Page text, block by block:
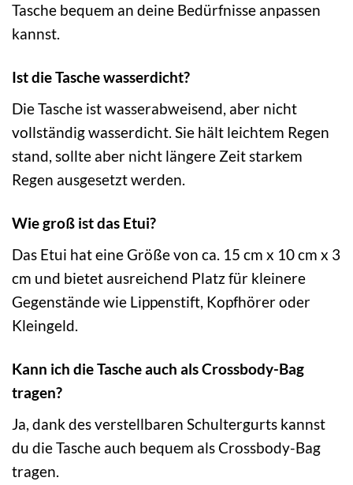
Tasche bequem an deine Bedürfnisse anpassen
kannst.
Ist die Tasche wasserdicht?
Die Tasche ist wasserabweisend, aber nicht
vollständig wasserdicht. Sie hält leichtem Regen
stand, sollte aber nicht längere Zeit starkem
Regen ausgesetzt werden.
Wie groß ist das Etui?
Das Etui hat eine Größe von ca. 15 cm x 10 cm x 3
cm und bietet ausreichend Platz für kleinere
Gegenstände wie Lippenstift, Kopfhörer oder
Kleingeld.
Kann ich die Tasche auch als Crossbody-Bag
tragen?
Ja, dank des verstellbaren Schultergurts kannst
du die Tasche auch bequem als Crossbody-Bag
tragen.